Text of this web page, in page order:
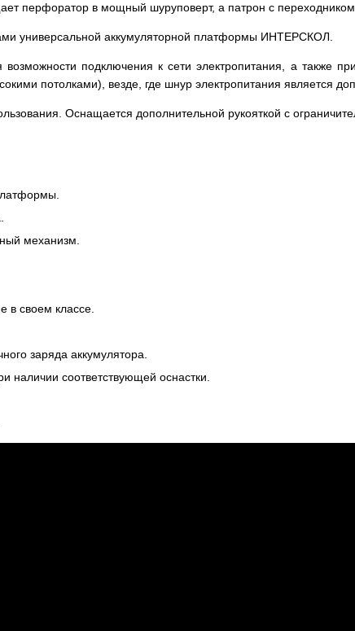
перфоратор в мощный шуруповерт, а патрон с переходником
универсальной аккумуляторной платформы ИНТЕРСКОЛ.
подключения к сети электропитания, а также
потолками), везде, где шнур электропитания является
Оснащается дополнительной рукояткой с
механизм.
в своем классе.
заряда аккумулятора.
наличии соответствующей оснастки.